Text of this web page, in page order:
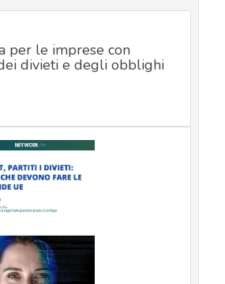
per le imprese con
divieti e degli obblighi